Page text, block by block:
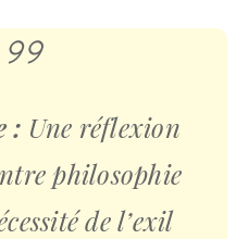
: Une réflexion
philosophie
de l’exil